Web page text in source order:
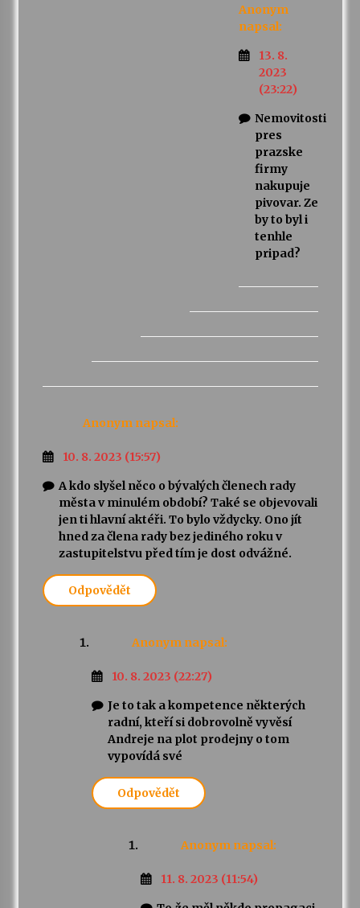
Anonym
napsal:
13. 8.
2023
(23:22)
Nemovitosti
pres
prazske
firmy
nakupuje
pivovar. Ze
by to byl i
tenhle
pripad?
Anonym napsal:
10. 8. 2023 (15:57)
A kdo slyšel něco o bývalých členech rady
města v minulém období? Také se objevovali
jen ti hlavní aktéři. To bylo vždycky. Ono jít
hned za člena rady bez jediného roku v
zastupitelstvu před tím je dost odvážné.
Odpovědět
Anonym napsal:
10. 8. 2023 (22:27)
Je to tak a kompetence některých
radní, kteří si dobrovolně vyvěsí
Andreje na plot prodejny o tom
vypovídá své
Odpovědět
Anonym napsal:
11. 8. 2023 (11:54)